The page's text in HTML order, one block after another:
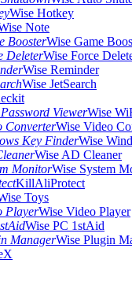
Wise Hotkey
Note
Wise Game
Wise Force
Wise Reminder
Wise JetSearch
Wise
Wise Video
Wise
Wise AD Cleaner
Wise System
KillAliProtect
Toys
Wise Video Player
Wise PC 1stAid
Wise Plugin